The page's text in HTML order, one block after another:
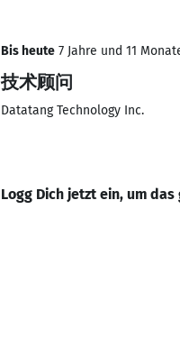
Bis heute 7 Jahre und 11
技术顾问
Datatang Technology Inc.
Logg Dich jetzt ein, um